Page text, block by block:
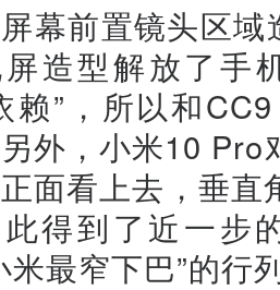
幕前置镜头区
造型解放了手
赖”，所以和
外，小米10 Pro
面看上去，垂
得到了近一步
米最窄下巴”的行